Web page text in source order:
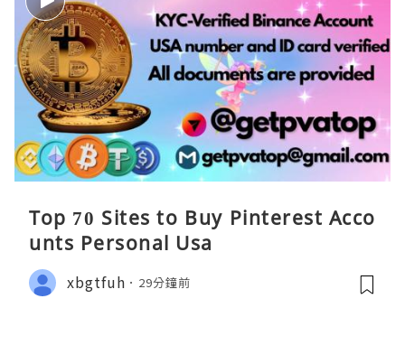
Top 70 Sites to Buy Pinterest Acco
unts Personal Usa
xbgtfuh 29分鐘前